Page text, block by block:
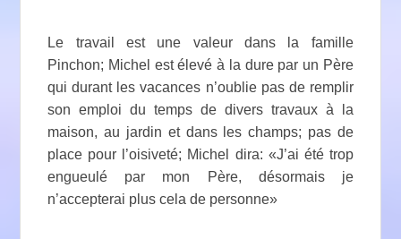
Le travail est une valeur dans la famille
Pinchon; Michel est élevé à la dure par un Père
qui durant les vacances n’oublie pas de remplir
son emploi du temps de divers travaux à la
maison, au jardin et dans les champs; pas de
place pour l’oisiveté; Michel dira: «J’ai été trop
engueulé par mon Père, désormais je
n’accepterai plus cela de personne»